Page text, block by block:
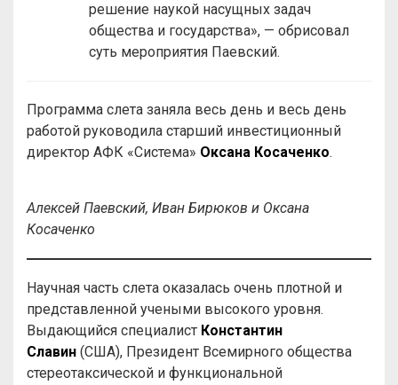
решение наукой насущных задач
общества и государства», — обрисовал
суть мероприятия Паевский.
Программа слета заняла весь день и весь день
работой руководила старший инвестиционный
директор АФК «Система» Оксана Косаченко.
Алексей Паевский, Иван Бирюков и Оксана
Косаченко
Научная часть слета оказалась очень плотной и
представленной учеными высокого уровня.
Выдающийся специалист Константин
Славин (США), Президент Всемирного общества
стереотаксической и функциональной